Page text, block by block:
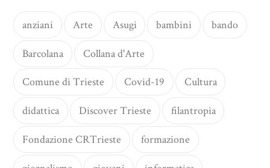
anziani Arte Asugi bambini bando
Barcolana Collana d'Arte
Comune di Trieste Covid-19 Cultura
didattica Discover Trieste filantropia
Fondazione CRTrieste formazione